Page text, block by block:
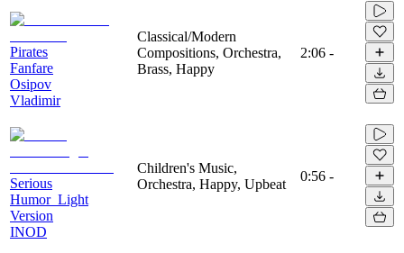
Pirates
Fanfare
Osipov
Vladimir
Classical/Modern
Compositions, Orchestra,
Brass, Happy
2:06 -
Serious
Humor_Light
Version
INOD
Children's Music,
Orchestra, Happy, Upbeat
0:56 -